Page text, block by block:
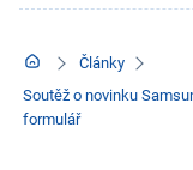
Články
Soutěž o novinku
formulář